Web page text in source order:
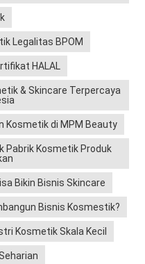
Legalitas BPOM
HALAL
& Skincare Terpercaya
Kosmetik di MPM Beauty
Pabrik Kosmetik Produk
Bikin Bisnis Skincare
Bisnis Kosmestik?
Kosmetik Skala Kecil